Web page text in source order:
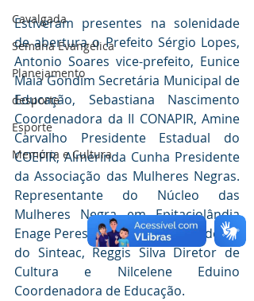
Cavalgada
Semana Evangélica
Planejamento
desporte
Esporte
Memória e Cultura
Estiveram presentes na solenidade
de abertura o Prefeito Sérgio Lopes,
Antonio Soares vice-prefeito, Eunice
Maia Gondim Secretária Municipal de
Educação, Sebastiana Nascimento
Coordenadora da II CONAPIR, Amine
Carvalho Presidente Estadual do
COEFIR, Almerinda Cunha Presidente
da Associação das Mulheres Negras.
Representante do Núcleo das
Mulheres Negra em Epitaciolândia
Enage Peres, Elvira Ramos Presidente
do Sinteac, Reggis Silva Diretor de
Cultura e Nilcelene Eduino
Coordenadora de Educação.